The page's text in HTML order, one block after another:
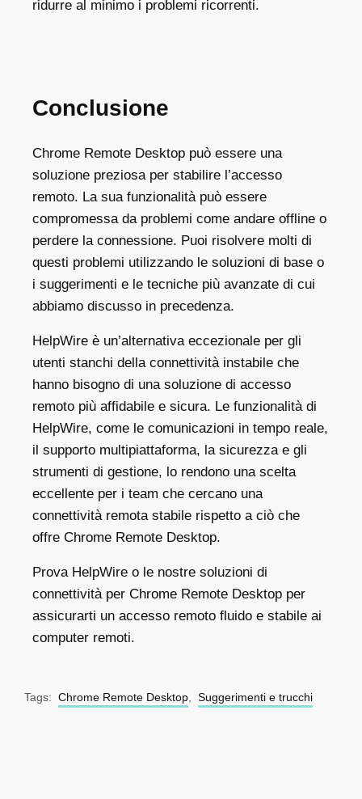
ridurre al minimo i problemi ricorrenti.
Conclusione
Chrome Remote Desktop può essere una
soluzione preziosa per stabilire l’accesso
remoto. La sua funzionalità può essere
compromessa da problemi come andare offline o
perdere la connessione. Puoi risolvere molti di
questi problemi utilizzando le soluzioni di base o
i suggerimenti e le tecniche più avanzate di cui
abbiamo discusso in precedenza.
HelpWire è un’alternativa eccezionale per gli
utenti stanchi della connettività instabile che
hanno bisogno di una soluzione di accesso
remoto più affidabile e sicura. Le funzionalità di
HelpWire, come le comunicazioni in tempo reale,
il supporto multipiattaforma, la sicurezza e gli
strumenti di gestione, lo rendono una scelta
eccellente per i team che cercano una
connettività remota stabile rispetto a ciò che
offre Chrome Remote Desktop.
Prova HelpWire o le nostre soluzioni di
connettività per Chrome Remote Desktop per
assicurarti un accesso remoto fluido e stabile ai
computer remoti.
Tags: Chrome Remote Desktop, Suggerimenti e trucchi